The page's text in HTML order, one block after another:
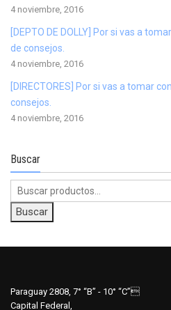
4 noviembre, 2016
[DEPTO DE DOLLY] Por si vas a
de consejos.
4 noviembre, 2016
[DIRECTORES] Por si vas a tomar
consejos.
4 noviembre, 2016
Buscar
Buscar
por:
Buscar
Paraguay 2808, 7° “B” - 10° “C”
Capital Federal,